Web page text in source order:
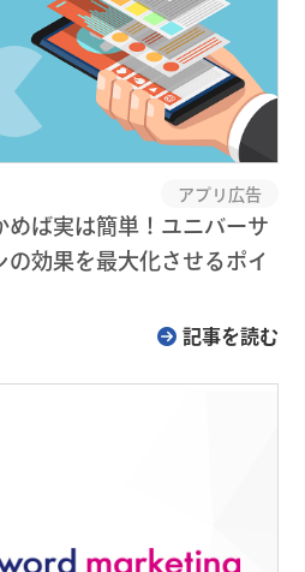
アプリ広告
めば実は簡単！ユニバーサ
の効果を最大化させるポイ
記事を読む